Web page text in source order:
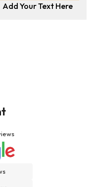
Add Your Text Here